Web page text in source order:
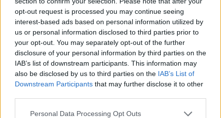
opt-out request is processed you may continue seeing
interest-based ads based on personal information utilized by
us or personal information disclosed to third parties prior to
your opt-out. You may separately opt-out of the further
disclosure of your personal information by third parties on the
IAB’s list of downstream participants. This information may
also be disclosed by us to third parties on the IAB’s List of
Downstream Participants that may further disclose it to other
Please note that this website/app uses one or more Google
Personal Data Processing Opt Outs
Δεν υπάρχει καμία αξιολόγηση ακόμη.
Κάνετε την πρώτη αξιολόγηση για το προϊόν: “Αγώνες ζώων”
Η ηλ. διεύθυνση σας δεν δημοσιεύεται.
Τα υποχρεωτικά πεδία
σημειώνονται με*
Η βαθμολογία σας*